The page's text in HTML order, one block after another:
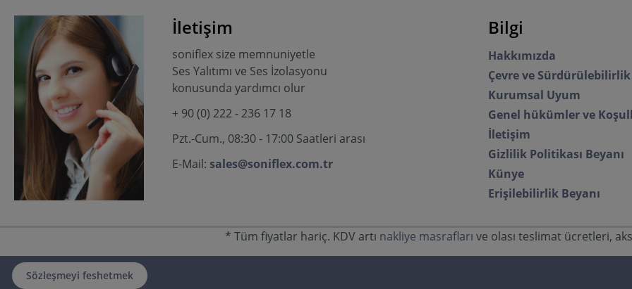
İletişim
soniflex size memnuniyetle
Ses Yalıtımı ve Ses İzolasyonu
konusunda yardımcı olur
+ 90 (0) 222 - 236 17 18
Pzt.-Cum., 08:30 - 17:00 Saatleri arası
E-Mail: sales@soniflex.com.tr
Bilgi
Hakkımızda
Çevre ve Sürdürülebilirlik
Kurumsal Uyum
Genel hükümler ve
İletişim
Gizlilik Politikası Beyanı
Künye
Erişilebilirlik Beyanı
* Tüm fiyatlar hariç. KDV artı nakliye masrafları ve olası teslimat ücretleri,
Sözleşmeyi feshetmek